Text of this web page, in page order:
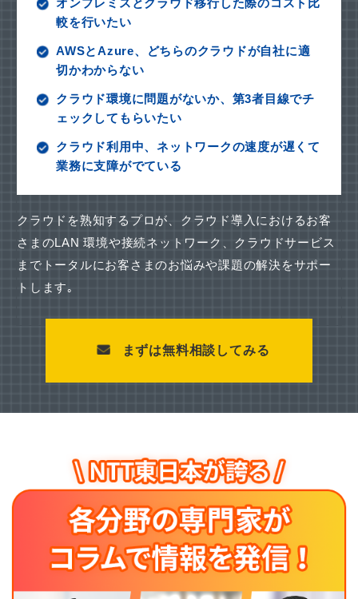
オンプレミスとクラウド移行した際のコスト比
較を行いたい
AWSとAzure、どちらのクラウドが自社に適
切かわからない
クラウド環境に問題がないか、第3者目線でチ
ェックしてもらいたい
クラウド利用中、ネットワークの速度が遅くて
業務に支障がでている
クラウドを熟知するプロが、クラウド導入におけるお客
さまのLAN 環境や接続ネットワーク、
クラウドサービス
までトータルにお客さまのお悩みや課題の解決をサポー
トします｡
まずは無料相談してみる